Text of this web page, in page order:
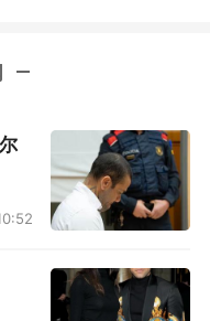
间才能完全康复，
藏特，拉斯马尔给
修复手术。这一
做，由巴黎圣日耳
候做手术，要由俱
手术，得等阿尔维